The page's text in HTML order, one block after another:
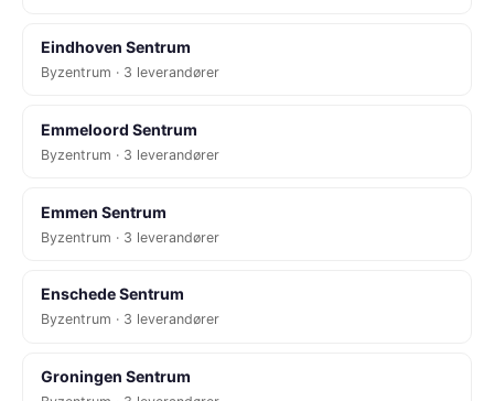
Eindhoven Sentrum
Byzentrum · 3 leverandører
Emmeloord Sentrum
Byzentrum · 3 leverandører
Emmen Sentrum
Byzentrum · 3 leverandører
Enschede Sentrum
Byzentrum · 3 leverandører
Groningen Sentrum